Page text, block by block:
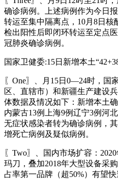
确诊病例。上述病例作为今日
转运至集中隔离点，10月8日
检出阳性后即闭环转运至定点
冠肺炎确诊病例。
国家卫健委:15日新增本土
〖One〗、月15日0—24时，国
区、直辖市）和新疆生产建设
体数据及情况如下：新增本土
内蒙古13例上海9例辽宁3例河
无症状感染者转为确诊病例，
增死亡病例及疑似病例。
〖Two〗、国内市场扩容：
玛刀，叠加2018年大型设备采
占率第一品牌（超50%）有望